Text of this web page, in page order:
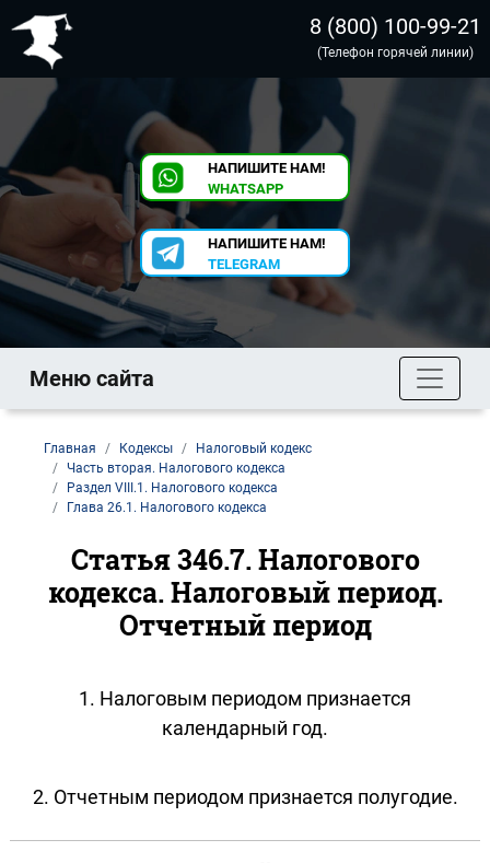
8 (800) 100-99-21
(Телефон горячей линии)
НАПИШИТЕ НАМ!
WHATSAPP
НАПИШИТЕ НАМ!
TELEGRAM
Меню сайта
Главная Кодексы
Налоговый кодекс
Часть вторая. Налогового кодекса
Раздел VIII.1. Налогового кодекса
Глава 26.1. Налогового кодекса
Статья 346.7. Налогового
кодекса. Налоговый период.
Отчетный период
1. Налоговым периодом признается
календарный год.
2. Отчетным периодом признается полугодие.